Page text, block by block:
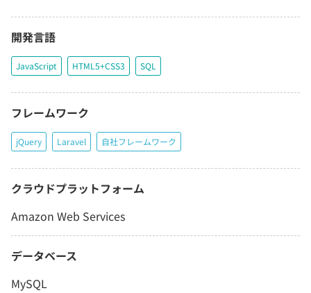
開発言語
JavaScript HTML5+CSS3 SQL
フレームワーク
jQuery Laravel 自社フレームワーク
クラウドプラットフォーム
Amazon Web Services
データベース
MySQL